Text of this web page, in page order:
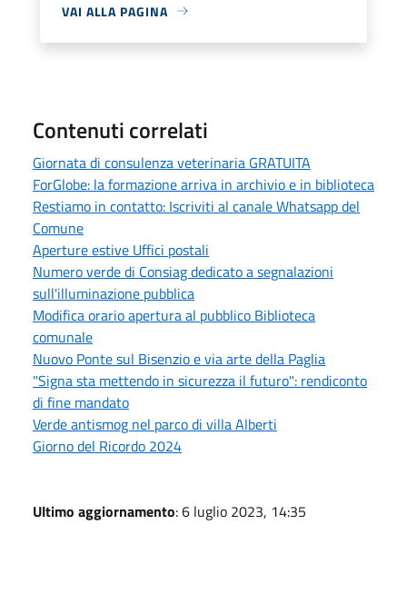
VAI ALLA PAGINA
Contenuti correlati
Giornata di consulenza veterinaria GRATUITA
ForGlobe: la formazione arriva in archivio e in biblioteca
Restiamo in contatto: Iscriviti al canale Whatsapp del
Comune
Aperture estive Uffici postali
Numero verde di Consiag dedicato a segnalazioni
sull'illuminazione pubblica
Modifica orario apertura al pubblico Biblioteca
comunale
Nuovo Ponte sul Bisenzio e via arte della Paglia
"Signa sta mettendo in sicurezza il futuro": rendiconto
di fine mandato
Verde antismog nel parco di villa Alberti
Giorno del Ricordo 2024
Ultimo aggiornamento: 6 luglio 2023, 14:35